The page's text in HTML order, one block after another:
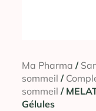
Ma Pharma /
sommeil /
sommeil /
Gélules